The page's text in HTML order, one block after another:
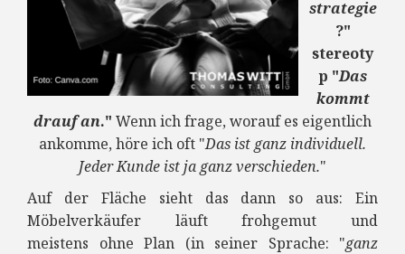
strategie
?"
stereoty
p "Das
kommt
drauf an." Wenn ich frage, worauf es eigentlich
ankomme, höre ich oft "Das ist ganz individuell.
Jeder Kunde ist ja ganz verschieden."
Auf der Fläche sieht das dann so aus: Ein
Möbelverkäufer läuft frohgemut und
meistens ohne Plan (in seiner Sprache: "ganz